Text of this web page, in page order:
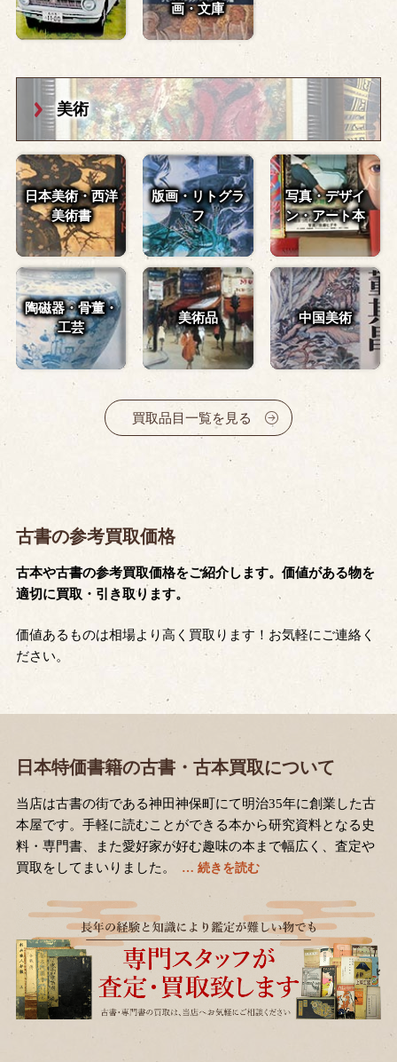
画・文庫
美術
日本美術・西洋
美術書
版画・リトグラ
フ
写真・デザイ
ン・アート本
陶磁器・骨董・
工芸
美術品 中国美術
買取品目一覧を見る
古書の参考買取価格
古本や古書の参考買取価格をご紹介します。価値がある物を
適切に買取・引き取ります。
価値あるものは相場より高く買取ります！お気軽にご連絡く
ださい。
日本特価書籍の古書・古本買取について
当店は古書の街である神田神保町にて明治35年に創業した古
本屋です。手軽に読むことができる本から研究資料となる史
料・専門書、また愛好家が好む趣味の本まで幅広く、査定や
買取をしてまいりました。